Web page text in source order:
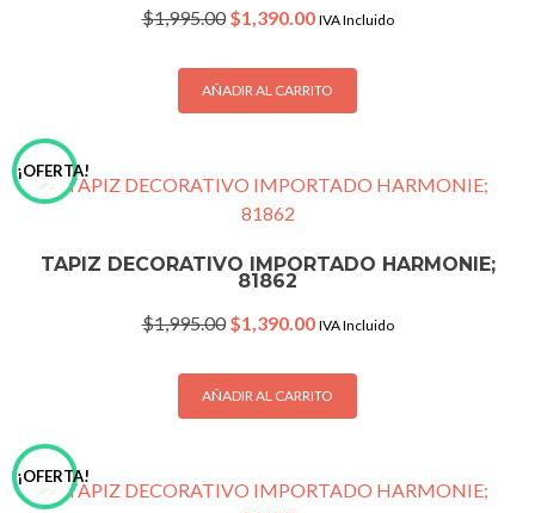
$1,995.00 Original
was:
$1,995.00.
$1,390.00Current
is:
$1,390.00.
IVA Incluido
AÑADIR AL CARRITO
¡OFERTA!
TAPIZ DECORATIVO IMPORTADO HARMONIE;
81862
$1,995.00 Original
was:
$1,995.00.
$1,390.00Current
is:
$1,390.00.
IVA Incluido
AÑADIR AL CARRITO
¡OFERTA!